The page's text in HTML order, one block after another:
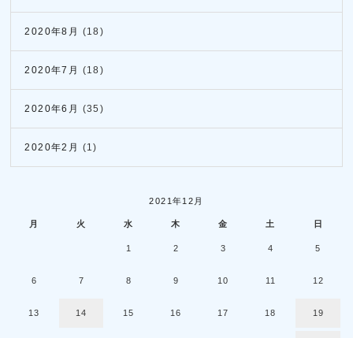
2020年8月 (18)
2020年7月 (18)
2020年6月 (35)
2020年2月 (1)
2021年12月
月 火 水 木 金 土 日
1 2 3 4 5
6 7 8 9 10 11 12
13 14 15 16 17 18 19